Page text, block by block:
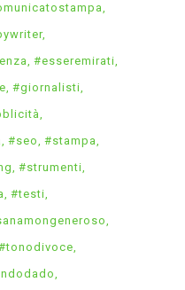
#esseremirati
#giornalisti
#seo #stampa
#strumenti
#testi